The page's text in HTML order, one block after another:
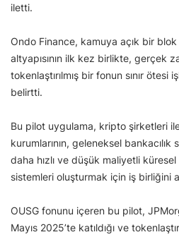
iletti.
Ondo Finance, kamuya açık bir blok
altyapısının ilk kez birlikte, gerçek
tokenlaştırılmış bir fonun sınır
belirtti.
Bu pilot uygulama, kripto şirketleri
kurumlarının, geleneksel bankacılık
daha hızlı ve düşük maliyetli
sistemleri oluşturmak için iş birliğini
OUSG fonunu içeren bu pilot,
Mayıs 2025’te katıldığı ve